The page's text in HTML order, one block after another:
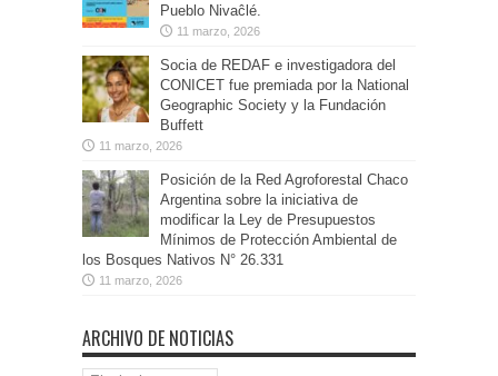
Pueblo Nivaĉlé.
11 marzo, 2026
Socia de REDAF e investigadora del
CONICET fue premiada por la National
Geographic Society y la Fundación
Buffett
11 marzo, 2026
Posición de la Red Agroforestal Chaco
Argentina sobre la iniciativa de
modificar la Ley de Presupuestos
Mínimos de Protección Ambiental de
los Bosques Nativos N° 26.331
11 marzo, 2026
ARCHIVO DE NOTICIAS